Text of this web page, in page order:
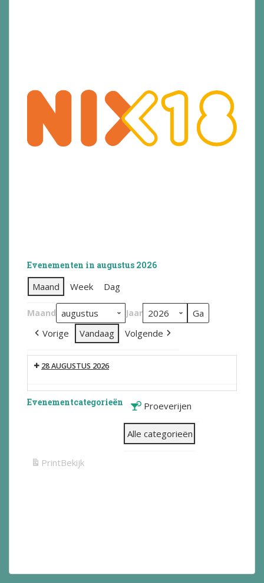
Evenementen in augustus 2026
Maand Week Dag
Maand Jaar
Vorige Vandaag Volgende
28 AUGUSTUS 2026
Evenementcategorieën Proeverijen
Alle categorieën
PrintBekijk